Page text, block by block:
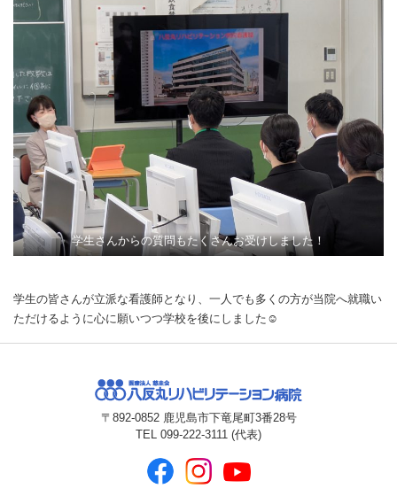
学生さんからの質問もたくさんお受けしました！
学生の皆さんが立派な看護師となり、一人でも多くの方が当院へ就職い
ただけるように心に願いつつ学校を後にしました☺
〒892-0852鹿児島市下竜尾町3番28号
TEL 099-222-3111 (代表)